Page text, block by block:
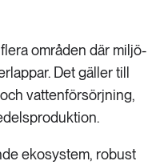
områden där miljö-
Det gäller till
vattenförsörjning,
ekosystem, robust